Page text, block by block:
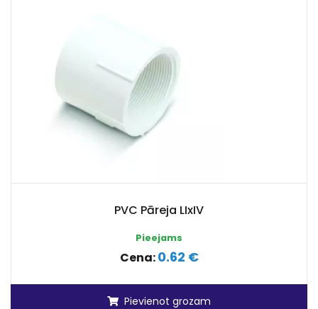
PVC Pāreja LIxIV
Pieejams
Cena:0.62 €
Pievienot grozam